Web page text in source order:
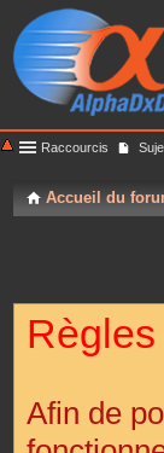
Raccourcis
Accueil du
Afin de